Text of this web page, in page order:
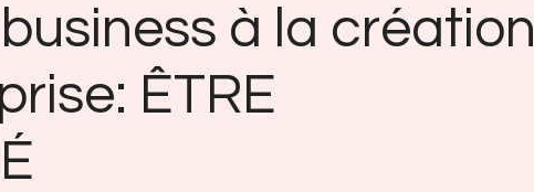
à la création
ÊTRE